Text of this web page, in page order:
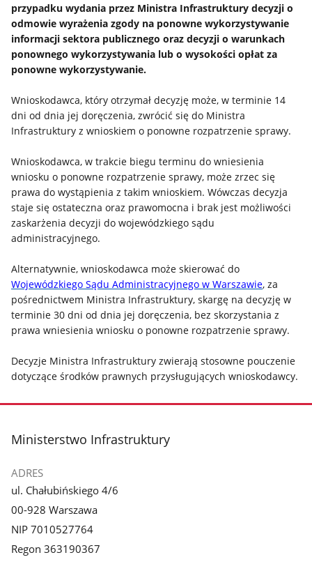
przypadku wydania przez Ministra Infrastruktury decyzji o
odmowie wyrażenia zgody na ponowne wykorzystywanie
informacji sektora publicznego oraz decyzji o warunkach
ponownego wykorzystywania lub o wysokości opłat za
ponowne wykorzystywanie.
Wnioskodawca, który otrzymał decyzję może, w terminie 14
dni od dnia jej doręczenia, zwrócić się do Ministra
Infrastruktury z wnioskiem o ponowne rozpatrzenie sprawy.
Wnioskodawca, w trakcie biegu terminu do wniesienia
wniosku o ponowne rozpatrzenie sprawy, może zrzec się
prawa do wystąpienia z takim wnioskiem. Wówczas decyzja
staje się ostateczna oraz prawomocna i brak jest możliwości
zaskarżenia decyzji do wojewódzkiego sądu
administracyjnego.
Alternatywnie, wnioskodawca może skierować do
Wojewódzkiego Sądu Administracyjnego w Warszawie, za
pośrednictwem Ministra Infrastruktury, skargę na decyzję w
terminie 30 dni od dnia jej doręczenia, bez skorzystania z
prawa wniesienia wniosku o ponowne rozpatrzenie sprawy.
Decyzje Ministra Infrastruktury zwierają stosowne pouczenie
dotyczące środków prawnych przysługujących wnioskodawcy.
stopka
Ministerstwo Infrastruktury
ADRES
ul. Chałubińskiego 4/6
00-928 Warszawa
NIP 7010527764
Regon 363190367